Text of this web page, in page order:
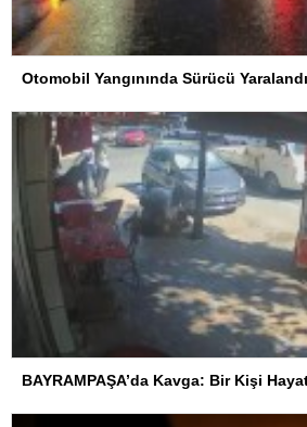
Otomobil Yangınında Sürücü Yaralandı
BAYRAMPAŞA’da Kavga: Bir Kişi